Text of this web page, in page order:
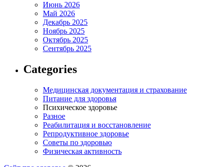
Июнь 2026
Май 2026
Декабрь 2025
Ноябрь 2025
Октябрь 2025
Сентябрь 2025
Categories
Медицинская документация и страхование
Питание для здоровья
Психическое здоровье
Разное
Реабилитация и восстановление
Репродуктивное здоровье
Советы по здоровью
Физическая активность